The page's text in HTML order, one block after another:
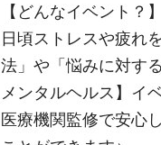
【どんなイベント？】
日頃ストレスや疲れ
法」や「悩みに対す
メンタルヘルス】イ
医療機関監修で安心